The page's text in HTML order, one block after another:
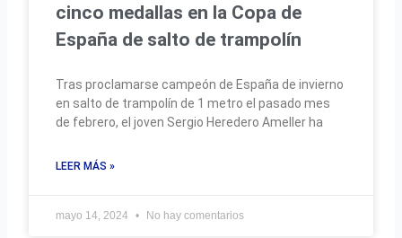
cinco medallas en la Copa de
España de salto de trampolín
Tras proclamarse campeón de España de invierno
en salto de trampolín de 1 metro el pasado mes
de febrero, el joven Sergio Heredero Ameller ha
LEER MÁS »
mayo 14, 2024 No hay comentarios